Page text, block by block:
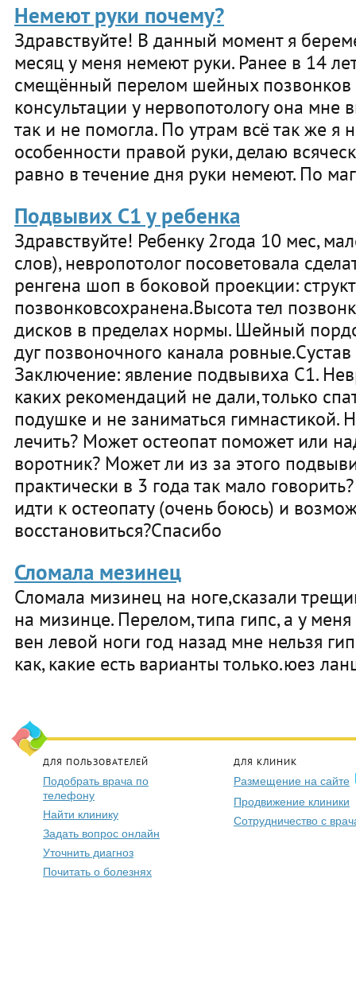
Немеют руки почему?
Здравствуйте! В данный момент я
месяц у меня немеют руки. Ранее в 14
смещённый перелом шейных позвонков
консультации у нервопотологу она мне
так и не помогла. По утрам всё так же я
особенности правой руки, делаю
равно в течение дня руки немеют. По
Подвывих С1 у ребенка
Здравствуйте! Ребенку 2года 10 мес,
слов), невропотолог посоветовала
ренгена шоп в боковой проекции:
позвонковсохранена.Высота тел
дисков в пределах нормы. Шейный
дуг позвоночного канала
Заключение: явление подвывиха С1.
каких рекомендаций не дали, только
подушке и не заниматься гимнастикой.
лечить? Может остеопат поможет или
воротник? Может ли из за этого
практически в 3 года так мало
идти к остеопату (очень боюсь) и
восстановиться?Спасибо
Сломала мезинец
Сломала мизинец на ноге,сказали
на мизинце. Перелом, типа гипс, а у
вен левой ноги год назад мне нельзя
как, какие есть варианты только.юез
ДЛЯ ПОЛЬЗОВАТЕЛЕЙ
Подобрать врача по
телефону
Найти клинику
Задать вопрос онлайн
Уточнить диагноз
Почитать о болезнях
ДЛЯ КЛИНИК
Размещение на сайте
Продвижение клиники
Сотрудничество с